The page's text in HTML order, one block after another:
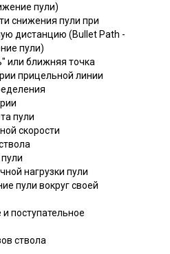
пули)
снижения пули при
дистанцию (Bullet Path -
пули)
или ближняя точка
прицельной линии
пули
скорости
нагрузки пули
пули вокруг своей
поступательное
ствола